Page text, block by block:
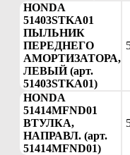
HONDA
51403STKA01
ПЫЛЬНИК
ПЕРЕДНЕГО
АМОРТИЗАТОРА,
ЛЕВЫЙ (арт.
51403STKA01)
HONDA
51414MFND01
ВТУЛКА,
НАПРАВЛ. (арт.
51414MFND01)